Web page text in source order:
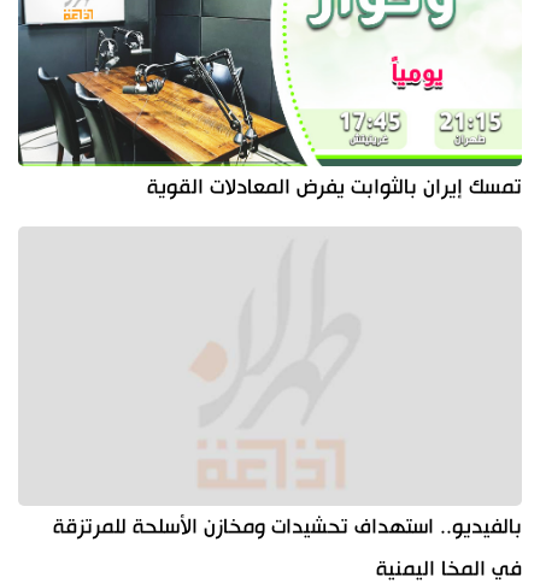
تمسك إيران بالثوابت يفرض المعادلات القوية
بالفيديو.. استهداف تحشيدات ومخازن الأسلحة للمرتزقة
في المخا اليمنية